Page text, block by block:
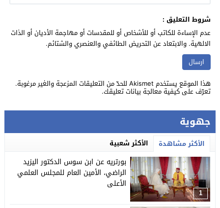
شروط التعليق :
عدم الإساءة للكاتب أو للأشخاص أو للمقدسات أو مهاجمة الأديان أو الذات
الالهية. والابتعاد عن التحريض الطائفي والعنصري والشتائم.
هذا الموقع يستخدم Akismet للحدّ من التعليقات المزعجة والغير مرغوبة.
تعرّف على كيفية معالجة بيانات تعليقك.
جهوية
الأكثر مشاهدة الأكثر شعبية
1
بورتريه عن ابن سوس الدكتور اليزيد
الراضي، الأمين العام للمجلس العلمي
الأعلى